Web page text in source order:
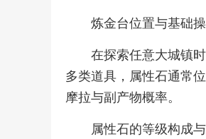
炼金台位置与基础
在探索任意大城镇
多类道具，属性石通常
摩拉与副产物概率。
属性石的等级构成